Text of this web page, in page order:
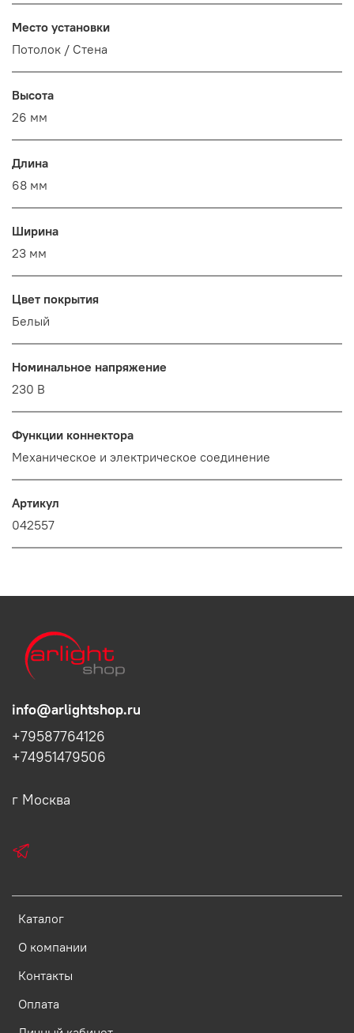
Место установки
Потолок / Cтена
Высота
26 мм
Длина
68 мм
Ширина
23 мм
Цвет покрытия
Белый
Номинальное напряжение
230 В
Функции коннектора
Механическое и электрическое соединение
Артикул
042557
Каталог
О компании
Контакты
Оплата
info@arlightshop.ru
+79587764126
+74951479506
г Москва